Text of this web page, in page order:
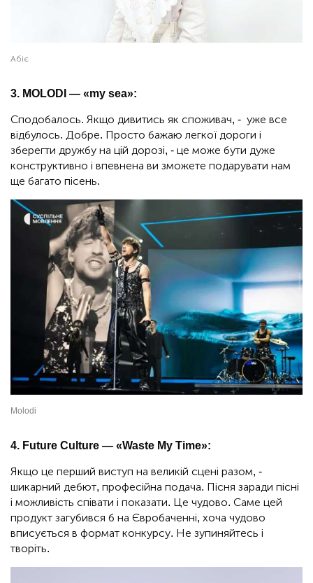
Абіє
3. MOLODI — «my sea»:
Сподобалось. Якщо дивитись як споживач, - уже все
відбулось. Добре. Просто бажаю легкої дороги і
зберегти дружбу на цій дорозі, - це може бути дуже
конструктивно і впевнена ви зможете подарувати нам
ще багато пісень.
Molodi
4. Future Culture — «Waste My Time»:
Якщо це перший виступ на великій сцені разом, -
шикарний дебют, професійна подача. Пісня заради пісні
і можливість співати і показати. Це чудово. Саме цей
продукт загубився б на Євробаченні, хоча чудово
вписується в формат конкурсу. Не зупиняйтесь і
творіть.